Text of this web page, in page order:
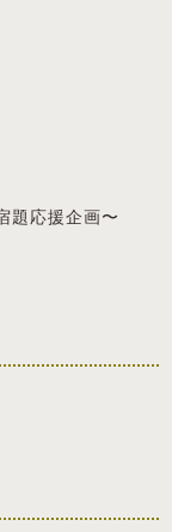
題応援企画〜